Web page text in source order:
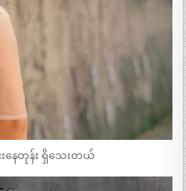
းနေတုန်း ရှိသေးတယ်